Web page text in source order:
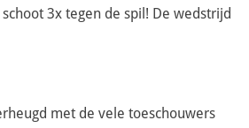
3x tegen de spil! De wedstrijd
met de vele toeschouwers